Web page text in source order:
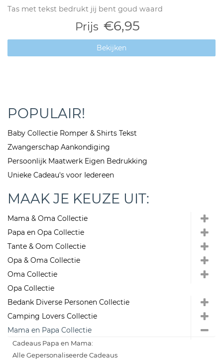
Tas met tekst bedrukt jij bent goud waard
Prijs €6,95
Bekijken
POPULAIR!
Baby Collectie Romper & Shirts Tekst
Zwangerschap Aankondiging
Persoonlijk Maatwerk Eigen Bedrukking
Unieke Cadeau's voor Iedereen
MAAK JE KEUZE UIT:
Mama & Oma Collectie
Papa en Opa Collectie
Tante & Oom Collectie
Opa & Oma Collectie
Oma Collectie
Opa Collectie
Bedank Diverse Personen Collectie
Camping Lovers Collectie
Mama en Papa Collectie
Cadeaus Papa en Mama:
Alle Gepersonaliseerde Cadeaus